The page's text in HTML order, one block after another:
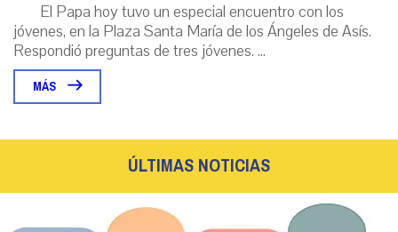
El Papa hoy tuvo un especial encuentro con los
jóvenes, en la Plaza Santa María de los Ángeles de Asís.
Respondió preguntas de tres jóvenes. ...
MÁS
ÚLTIMAS NOTICIAS